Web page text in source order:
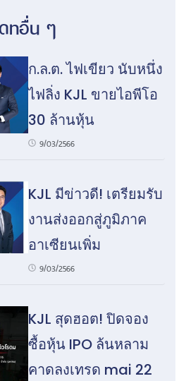
ทอื่น ๆ
ก.ล.ต. ไฟเขียว นับหนึ่ง
ไฟลิ่ง KJL ขายไอพีโอ
30 ล้านหุ้น
9/03/2566
KJL มีข่าวดี! เตรียมรับ
งานส่งออกสู่ภูมิภาค
อาเซียนเพิ่ม
9/03/2566
KJL สุดฮอต! ปิดจอง
ซื้อหุ้น IPO ล้นหลาม
คาดลงเทรด mai 22